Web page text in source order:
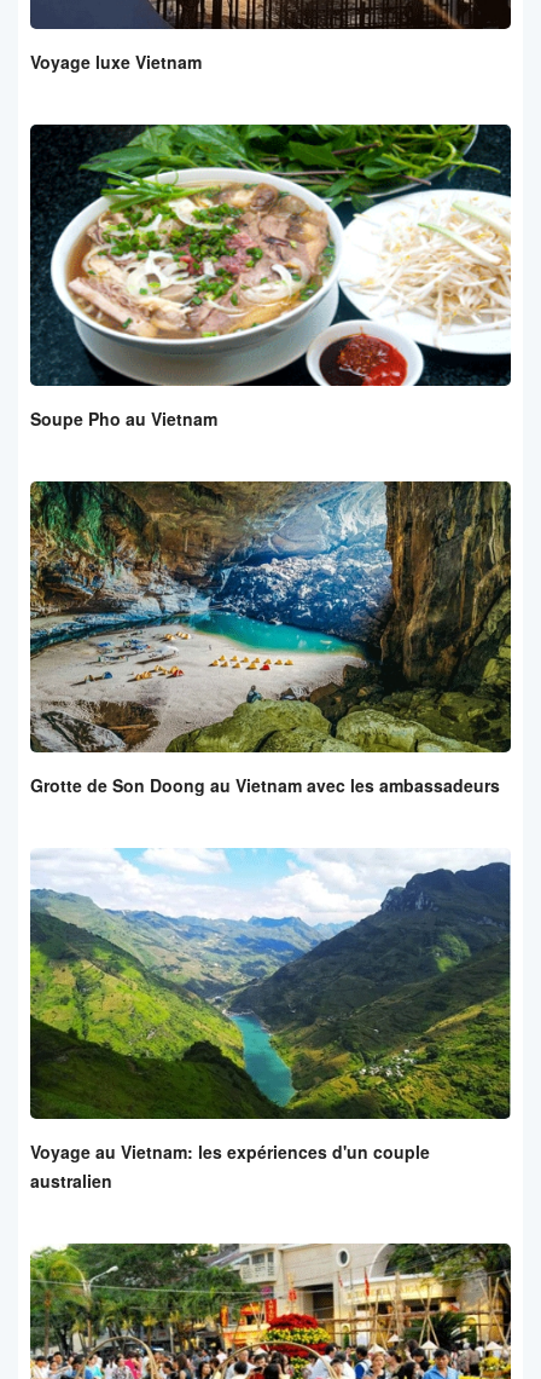
Voyage luxe Vietnam
Soupe Pho au Vietnam
Grotte de Son Doong au Vietnam avec les ambassadeurs
Voyage au Vietnam: les expériences d'un couple
australien